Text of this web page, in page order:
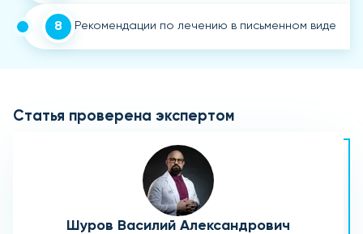
8 Рекомендации по лечению в письменном виде
Статья проверена экспертом
Шуров Василий Александрович